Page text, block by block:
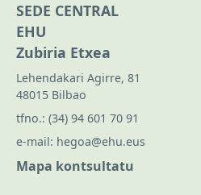
SEDE CENTRAL
EHU
Zubiria Etxea
Lehendakari Agirre, 81
48015 Bilbao
tfno.: (34) 94 601 70 91
e-mail: hegoa@ehu.eus
Mapa kontsultatu